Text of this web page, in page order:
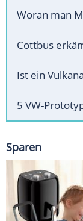
Woran man
Cottbus
Ist ein
5 VW-
Sparen